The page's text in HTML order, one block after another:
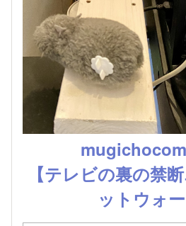
【テレビの裏の禁
ットウォー